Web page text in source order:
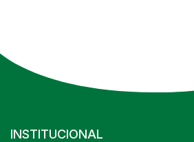
INSTITUCIONAL